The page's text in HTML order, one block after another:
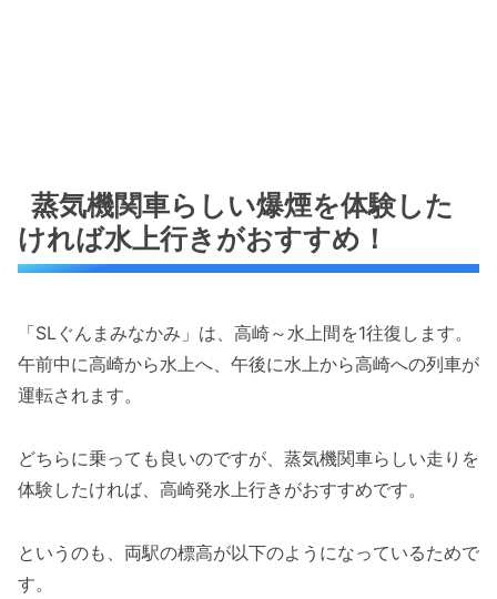
蒸気機関車らしい爆煙を体験した
ければ水上行きがおすすめ！
「SLぐんまみなかみ」は、高崎～水上間を1往復します。
午前中に高崎から水上へ、午後に水上から高崎への列車が
運転されます。
どちらに乗っても良いのですが、蒸気機関車らしい走りを
体験したければ、高崎発水上行きがおすすめです。
というのも、両駅の標高が以下のようになっているためで
す。